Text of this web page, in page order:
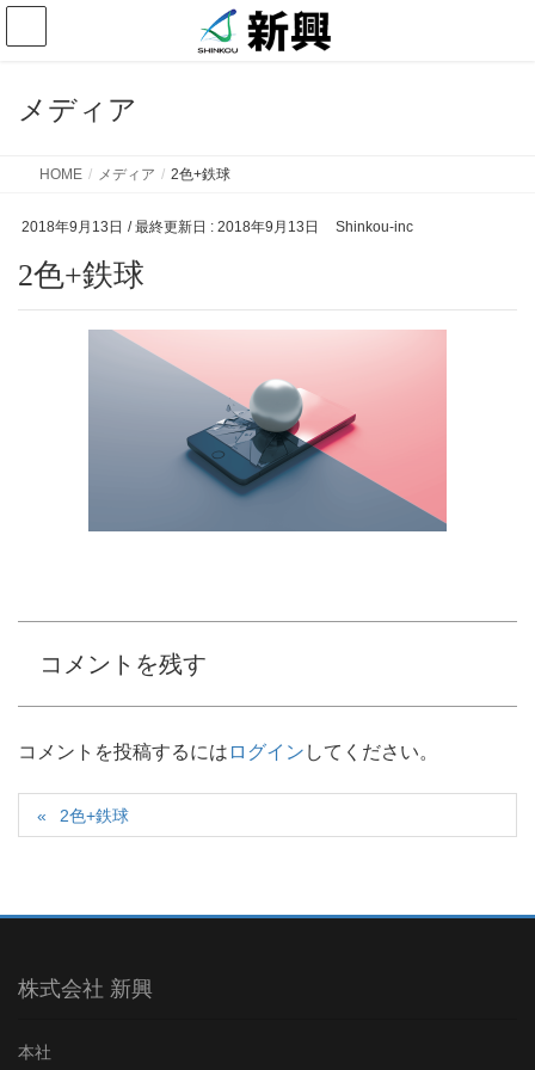
メディア
HOME メディア 2色+鉄球
2018年9月13日 / 最終更新日 : 2018年9月13日 Shinkou-inc
2色+鉄球
コメントを残す
コメントを投稿するには ログイン してください。
2色+鉄球
株式会社 新興
本社